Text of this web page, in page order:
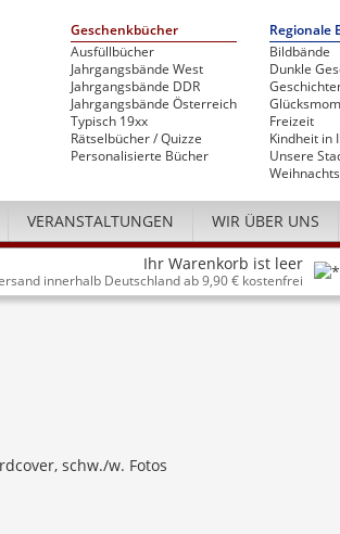
Geschenkbücher
Ausfüllbücher
Jahrgangsbände West
Jahrgangsbände DDR
Jahrgangsbände Österreich
Typisch 19xx
Rätselbücher / Quizze
Personalisierte Bücher
Regionale
Bildbände
Dunkle
Freizeit
Kindheit in
Unsere
VERANSTALTUNGEN WIR ÜBER UNS
Ihr Warenkorb ist leer
innerhalb Deutschland ab 9,90 € kostenfrei
schw./w. Fotos